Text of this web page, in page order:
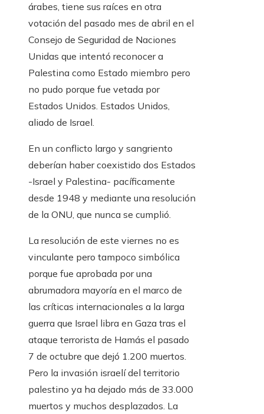
árabes, tiene sus raíces en otra
votación del pasado mes de abril en el
Consejo de Seguridad de Naciones
Unidas que intentó reconocer a
Palestina como Estado miembro pero
no pudo porque fue vetada por
Estados Unidos. Estados Unidos,
aliado de Israel.
En un conflicto largo y sangriento
deberían haber coexistido dos Estados
-Israel y Palestina- pacíficamente
desde 1948 y mediante una resolución
de la ONU, que nunca se cumplió.
La resolución de este viernes no es
vinculante pero tampoco simbólica
porque fue aprobada por una
abrumadora mayoría en el marco de
las críticas internacionales a la larga
guerra que Israel libra en Gaza tras el
ataque terrorista de Hamás el pasado
7 de octubre que dejó 1.200 muertos.
Pero la invasión israelí del territorio
palestino ya ha dejado más de 33.000
muertos y muchos desplazados. La